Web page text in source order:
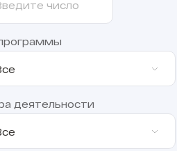
деятельности